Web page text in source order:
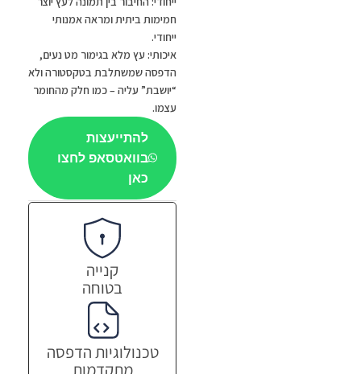
חמימות ביתיתומראהאמנותי
ייחודי.
איכותי: עץ מלא בגימור מטנעים,
הדפסהשמשתלבת בטקסטורהולא
“יושבת” עליה–כמו חלק מהחומר
עצמו.
להתייעצות
בוואטסאפ לחצו
כאן
קנייה
בטוחה
טכנולוגיות הדפסה